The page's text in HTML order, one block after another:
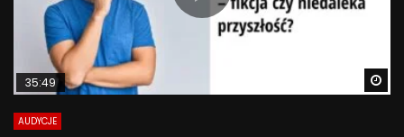
35:49
AUDYCJE